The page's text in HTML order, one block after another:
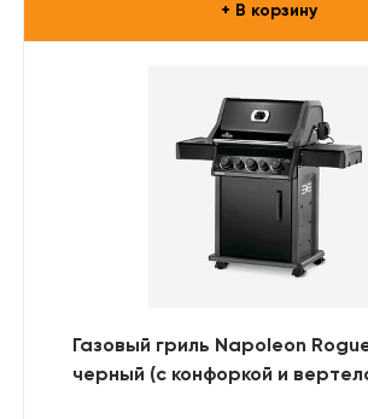
+ В корзину
Газовый гриль Napoleon
черный (с конфоркой и